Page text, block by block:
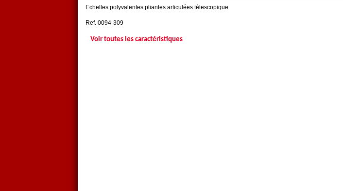
Echelles polyvalentes pliantes articulées télescopique
Ref. 0094-309
Voir toutes les caractéristiques